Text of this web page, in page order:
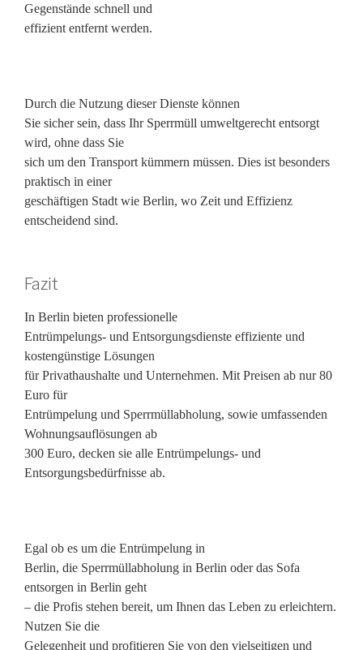
Gegenstände schnell und
effizient entfernt werden.
Durch die Nutzung dieser Dienste können
Sie sicher sein, dass Ihr Sperrmüll umweltgerecht entsorgt
wird, ohne dass Sie
sich um den Transport kümmern müssen. Dies ist besonders
praktisch in einer
geschäftigen Stadt wie Berlin, wo Zeit und Effizienz
entscheidend sind.
Fazit
In Berlin bieten professionelle
Entrümpelungs- und Entsorgungsdienste effiziente und
kostengünstige Lösungen
für Privathaushalte und Unternehmen. Mit Preisen ab nur 80
Euro für
Entrümpelung und Sperrmüllabholung, sowie umfassenden
Wohnungsauflösungen ab
300 Euro, decken sie alle Entrümpelungs- und
Entsorgungsbedürfnisse ab.
Egal ob es um die Entrümpelung in
Berlin, die Sperrmüllabholung in Berlin oder das Sofa
entsorgen in Berlin geht
– die Profis stehen bereit, um Ihnen das Leben zu erleichtern.
Nutzen Sie die
Gelegenheit und profitieren Sie von den vielseitigen und